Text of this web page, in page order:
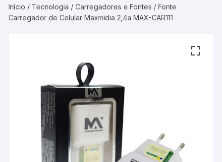
Início / Tecnologia /Carregadores e Fontes / Fonte
Carregador de Celular Maxmidia 2,4a MAX-CAR111